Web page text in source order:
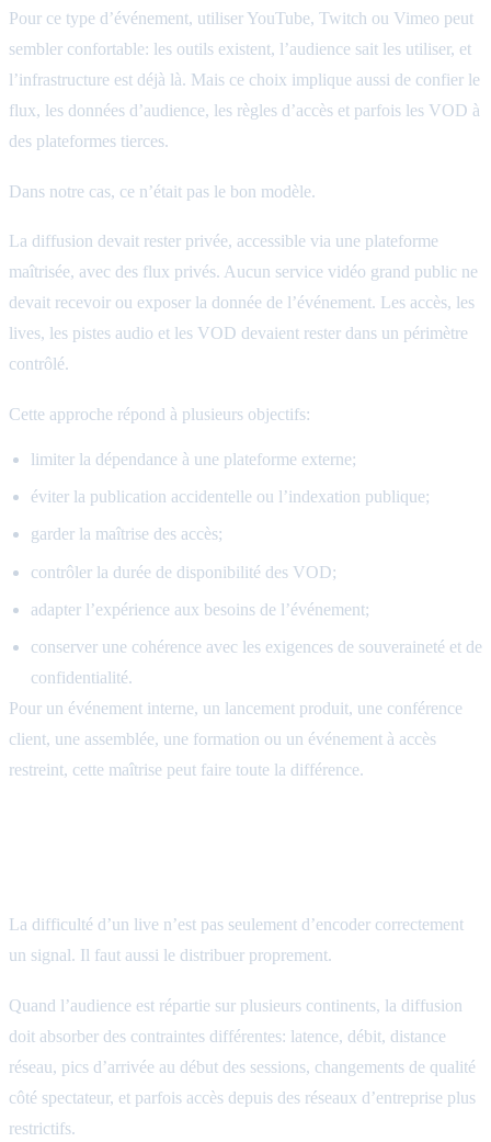
Pour ce type d’événement, utiliser YouTube, Twitch ou Vimeo peut
sembler confortable: les outils existent, l’audience sait les utiliser, et
l’infrastructure est déjà là. Mais ce choix implique aussi de confier le
flux, les données d’audience, les règles d’accès et parfois les VOD à
des plateformes tierces.
Dans notre cas, ce n’était pas le bon modèle.
La diffusion devait rester privée, accessible via une plateforme
maîtrisée, avec des flux privés. Aucun service vidéo grand public ne
devait recevoir ou exposer la donnée de l’événement. Les accès, les
lives, les pistes audio et les VOD devaient rester dans un périmètre
contrôlé.
Cette approche répond à plusieurs objectifs:
limiter la dépendance à une plateforme externe;
éviter la publication accidentelle ou l’indexation publique;
garder la maîtrise des accès;
contrôler la durée de disponibilité des VOD;
adapter l’expérience aux besoins de l’événement;
conserver une cohérence avec les exigences de souveraineté et de
confidentialité.
Pour un événement interne, un lancement produit, une conférence
client, une assemblée, une formation ou un événement à accès
restreint, cette maîtrise peut faire toute la différence.
La difficulté d’un live n’est pas seulement d’encoder correctement
un signal. Il faut aussi le distribuer proprement.
Quand l’audience est répartie sur plusieurs continents, la diffusion
doit absorber des contraintes différentes: latence, débit, distance
réseau, pics d’arrivée au début des sessions, changements de qualité
côté spectateur, et parfois accès depuis des réseaux d’entreprise plus
restrictifs.